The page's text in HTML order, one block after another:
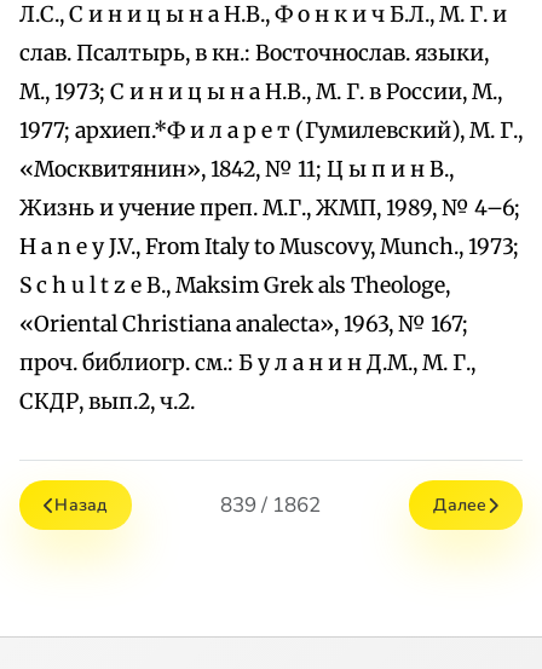
Л.С., С и н и ц ы н а Н.В., Ф о н к и ч Б.Л., М. Г. и
слав. Псалтырь, в кн.: Восточнослав. языки,
М., 1973; С и н и ц ы н а Н.В., М. Г. в России, М.,
1977; архиеп.*Ф и л а р е т (Гумилевский), М. Г.,
«Москвитянин», 1842, № 11; Ц ы п и н В.,
Жизнь и учение преп. М.Г., ЖМП, 1989, № 4–6;
H a n e y J.V., From Italy to Muscovy, Munch., 1973;
S c h u l t z e B., Maksim Grek als Theologe,
«Oriental Christiana analecta», 1963, № 167;
проч. библиогр. см.: Б у л а н и н Д.М., М. Г.,
СКДР, вып.2, ч.2.
Назад 839 / 1862 Далее